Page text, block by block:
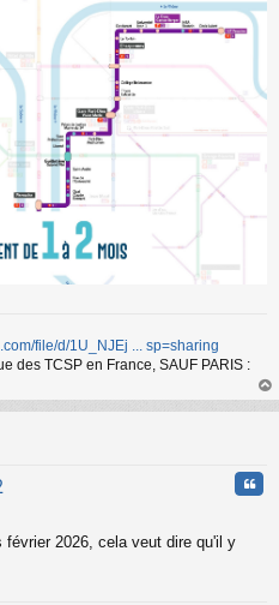
file/d/1U_NJEj ... sp=sharing
des TCSP en France, SAUF PARIS :
au
2026, cela veut dire qu'il y